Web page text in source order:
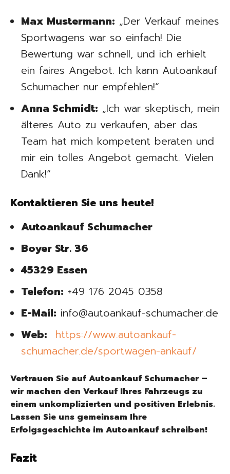
Max Mustermann: „Der Verkauf meines
Sportwagens war so einfach! Die
Bewertung war schnell, und ich erhielt
ein faires Angebot. Ich kann Autoankauf
Schumacher nur empfehlen!“
Anna Schmidt: „Ich war skeptisch, mein
älteres Auto zu verkaufen, aber das
Team hat mich kompetent beraten und
mir ein tolles Angebot gemacht. Vielen
Dank!“
Kontaktieren Sie uns heute!
Autoankauf Schumacher
Boyer Str. 36
45329 Essen
Telefon: +49 176 2045 0358
E-Mail: info@autoankauf-schumacher.de
Web: https://www.autoankauf-
schumacher.de/sportwagen-ankauf/
Vertrauen Sie auf Autoankauf Schumacher –
wir machen den Verkauf Ihres Fahrzeugs zu
einem unkomplizierten und positiven Erlebnis.
Lassen Sie uns gemeinsam Ihre
Erfolgsgeschichte im Autoankauf schreiben!
Fazit